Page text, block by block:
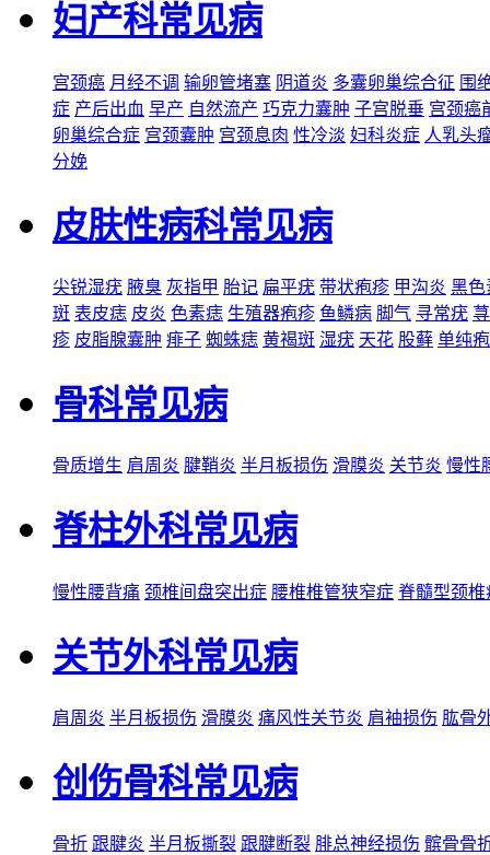
妇产科常见病
宫颈癌 月经不调 输卵管堵塞 阴道炎 多囊卵巢综合征 围
症 产后出血 早产 自然流产 巧克力囊肿 子宫脱垂 宫颈癌
卵巢综合症 宫颈囊肿 宫颈息肉 性冷淡 妇科炎症 人乳头
分娩
皮肤性病科常见病
尖锐湿疣 腋臭 灰指甲 胎记 扁平疣 带状疱疹 甲沟炎 黑色
斑 表皮痣 皮炎 色素痣 生殖器疱疹 鱼鳞病 脚气 寻常疣
疹 皮脂腺囊肿 痱子 蜘蛛痣 黄褐斑 湿疣 天花 股藓 单纯
骨科常见病
骨质增生 肩周炎 腱鞘炎 半月板损伤 滑膜炎 关节炎 慢性
脊柱外科常见病
慢性腰背痛 颈椎间盘突出症 腰椎椎管狭窄症 脊髓型颈椎
关节外科常见病
肩周炎 半月板损伤 滑膜炎 痛风性关节炎 肩袖损伤 肱骨
创伤骨科常见病
骨折 跟腱炎 半月板撕裂 跟腱断裂 腓总神经损伤 髌骨骨